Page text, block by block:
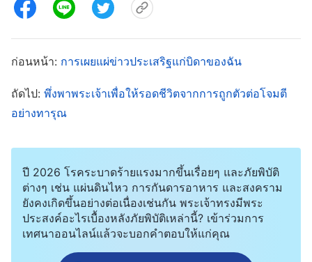
ทำงานที่สัมพันธ์กับชีวิตจริง คนอื่นๆ จะคิดกับฉัน
สามารถตรงไปตรงมาได้ ฉันก็เลยพูดไปว่า
จำเป็นต้องพูดซ้ำหรอกค่ะ” ผู้นำฟังและไม่ได้พูดอะไร
จากนั้นการชุมนุมก็เริ่มขึ้นด้วยการอ่านพระวจนะของ
ขโมยอะไรบางอย่างไปจากใครสักคน ฉันใจหายใจ
คว่ำกลัวว่า วันที่ผู้นำของฉันมาตรวจสอบหรือควบคุม
งานของฉัน เขาจะพบว่าการปฏิบัติของฉันไม่เหมือนกับ
ของพี่โจว และถอดฉันออกจากหน้าที่เพราะฉันไม่ได้
ทำงานที่สัมพันธ์กับชีวิตจริง เพราะฉันโกหกและหลอก
ก่อนหน้า: การเผยแผ่ข่าวประเสริฐแก่บิดาของฉัน
ถัดไป: พึ่งพาพระเจ้าเพื่อให้รอดชีวิตจากการถูกตัวต่อโจมตี
อย่างทารุณ
ปี 2026 โรคระบาดร้ายแรงมากขึ้นเรื่อยๆ และภัยพิบัติ
ต่างๆ เช่น แผ่นดินไหว การกันดารอาหาร และสงคราม
ยังคงเกิดขึ้นอย่างต่อเนื่องเช่นกัน พระเจ้าทรงมีพระ
ประสงค์อะไรเบื้องหลังภัยพิบัติเหล่านี้? เข้าร่วมการ
เทศนาออนไลน์แล้วจะบอกคำตอบให้แก่คุณ